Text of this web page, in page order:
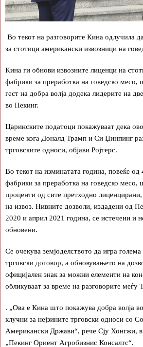
Во текот на разговорите Кина одлучила
за стотици американски извозници на
Кина ги обнови извозните лиценци на
фабрики за преработка на говедско месо,
гест на добра волја додека лидерите на
во Пекинг.
Царинските податоци покажуваат дека
време кога Доналд Трамп и Си Џинпинг
трговските односи, објави Ројтерс.
Во текот на изминатата година, повеќе од
фабрики за преработка на говедско месо,
проценти од сите претходно лиценцирани,
на извоз. Нивните дозволи, издадени од
2020 и април 2021 година, се истечени и
обновени.
Се очекува земјоделството да игра голема
трговски договор, а обновувањето на
официјален знак за можни елементи на
обликуваат за време на разговорите меѓу
. „Ова е Кина што покажува добра волја
клучни за нејзините трговски односи со
Американски Држави“, рече Сју Хонгжи,
„Пекинг Ориент Агробизнис Консалтс“.